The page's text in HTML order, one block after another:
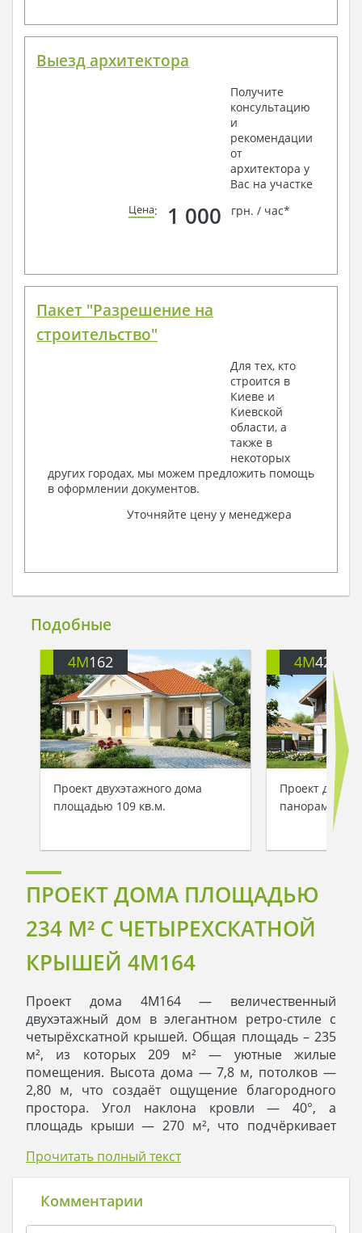
Выезд архитектора
Получите
консультацию
и
рекомендации
от
архитектора у
Вас на участке
Цена: 1 000 грн. / час*
Пакет "Разрешение на
строительство"
Для тех, кто
строится в
Киеве и
Киевской
области, а
также в
некоторых
других городах, мы можем предложить помощь
в оформлении документов.
Уточняйте цену у менеджера
Подобные
4M162
Проект двухэтажного дома
площадью 109 кв.м.
4M426
Проект
панорамным
ПРОЕКТ ДОМА ПЛОЩАДЬЮ
234 М² С ЧЕТЫРЕХСКАТНОЙ
КРЫШЕЙ 4M164
Проект дома 4M164 — величественный
двухэтажный дом в элегантном ретро-стиле с
четырёхскатной крышей. Общая площадь – 235
м², из которых 209 м² — уютные жилые
помещения. Высота дома — 7,8 м, потолков —
2,80 м, что создаёт ощущение благородного
простора. Угол наклона кровли — 40°, а
площадь крыши — 270 м², что подчёркивает
ретро-стиле: фасады мягко оформлены в светло-
песочных оттенках с контрастными акцентами
Прочитать полный текст
Комментарии